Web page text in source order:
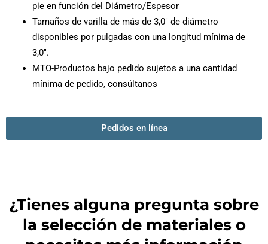
pie en función del Diámetro/Espesor
Tamaños de varilla de más de 3,0″ de diámetro
disponibles por pulgadas con una longitud mínima de
3,0″.
MTO-Productos bajo pedido sujetos a una cantidad
mínima de pedido, consúltanos
Pedidos en línea
¿Tienes alguna pregunta sobre
la selección de materiales o